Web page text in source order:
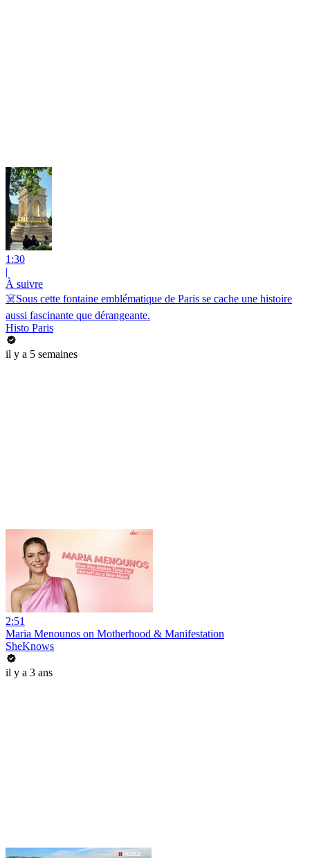
1:30
|
À suivre
☠️Sous cette fontaine emblématique de Paris se cache une histoire
aussi fascinante que dérangeante.
Histo Paris
il y a 5 semaines
2:51
Maria Menounos on Motherhood & Manifestation
SheKnows
il y a 3 ans